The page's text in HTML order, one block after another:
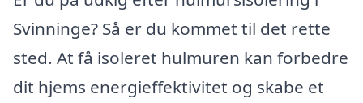
Svinninge? Så er du kommet til det rette
sted. At få isoleret hulmuren kan forbedre
dit hjems energieffektivitet og skabe et